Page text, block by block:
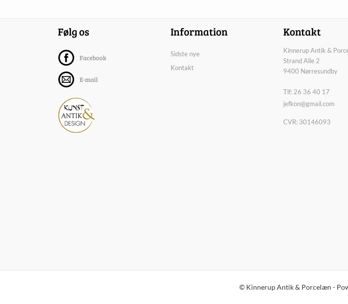
Følg os
Facebook
E-mail
Information
Sidste nye
Kontakt
Kontakt
Kinnerup Antik &
Strand Alle 2
9400 Nørresundby
Tlf: 26 36 40 17
jefkon@gmail.com
CVR: 30146093
© Kinnerup Antik & Porcelæn -